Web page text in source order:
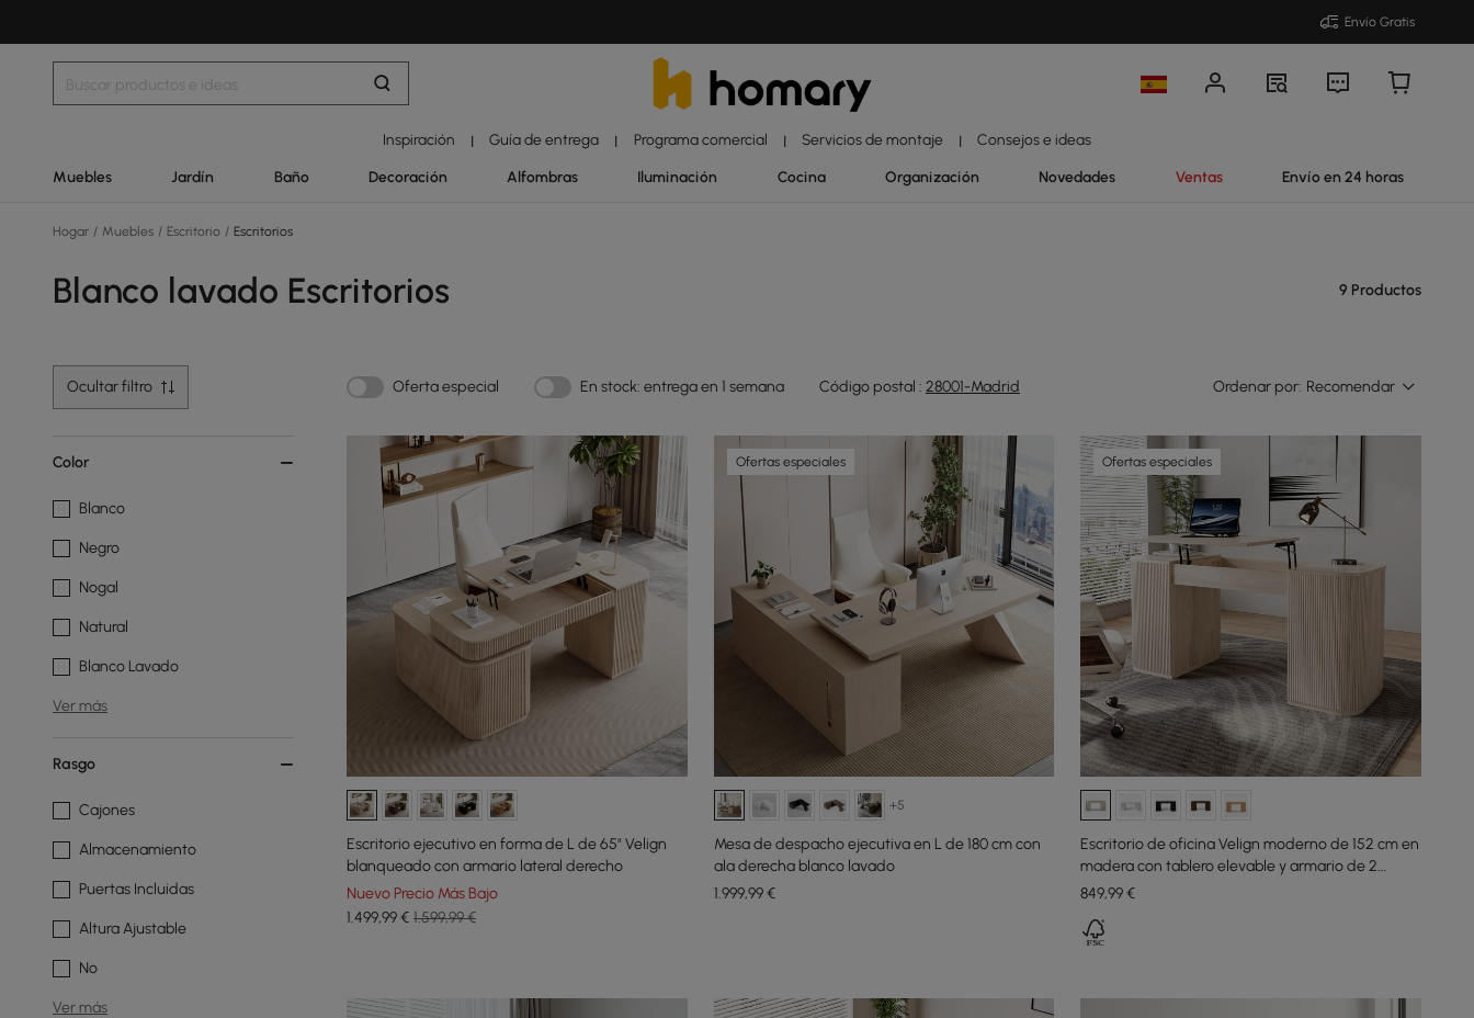
Envío Gratis
Inspiración | Guía de entrega | Programa comercial | Servicios de montaje | Consejos e ideas
Muebles Jardín Baño Decoración Alfombras Iluminación Cocina Organización Novedades Ventas Envío en 24 horas
Hogar / Muebles / Escritorio / Escritorios
Blanco lavado Escritorios 9 Productos
Ocultar filtro Oferta especial En stock: entrega en 1 semana Código postal : 28001-Madrid Ordenar por: Recomendar
Color
Blanco
Negro
Nogal
Natural
Blanco Lavado
Ver más
Rasgo
Cajones
Almacenamiento
Puertas Incluidas
Altura Ajustable
No
Ver más
Escritorio ejecutivo en forma de L de 65" Velign
blanqueado con armario lateral derecho
Nuevo Precio Más Bajo
1.499,99€ 1.599,99 €
Ofertas especiales
+5
Mesa de despacho ejecutiva en L de 180 cm con
ala derecha blanco lavado
1.999,99€
Ofertas especiales
Escritorio de oficina Velign moderno de 152 cm en
madera con tablero elevable y armario de 2
puertas blanco lavado
849,99€